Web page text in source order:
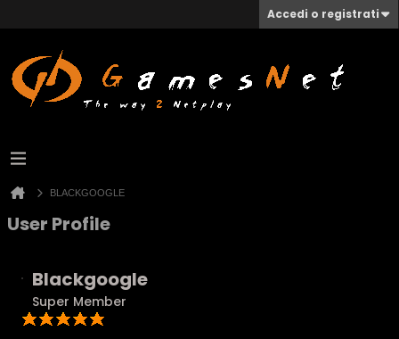
Accedi o registrati
BLACKGOOGLE
User Profile
Blackgoogle
Super Member